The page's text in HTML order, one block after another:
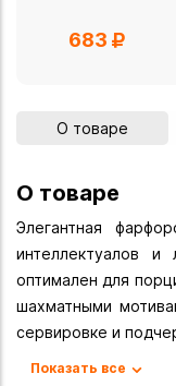
683
О товаре
О товаре
Элегантная
интеллектуалов
оптимален для
шахматными
сервировке и
Показать все